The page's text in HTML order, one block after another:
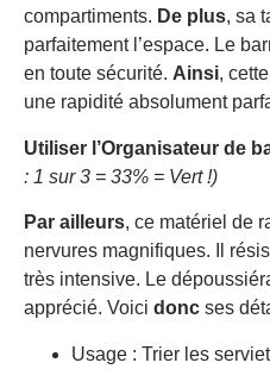
compartiments. De plus, sa
parfaitement l’espace. Le
en toute sécurité. Ainsi,
une rapidité absolument
Utiliser l’Organisateur de
: 1 sur 3 = 33% = Vert !)
Par ailleurs, ce matériel de
nervures magnifiques. Il
très intensive. Le
apprécié. Voici donc ses
Usage : Trier les